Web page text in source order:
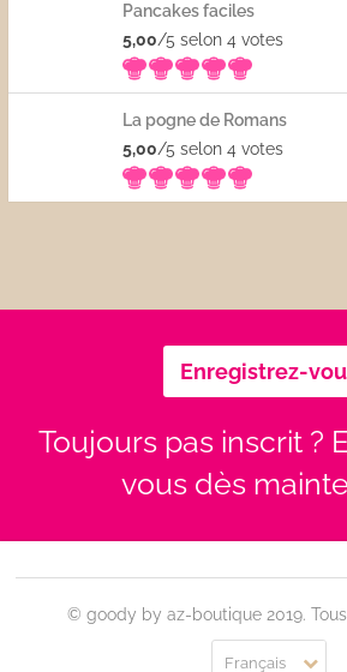
Pancakes faciles
5,00/5 selon 4votes
La pogne de Romans
5,00/5 selon 4votes
Enregistrez-
Toujours pas inscrit ?
vous dès
© goody by az-boutique 2019.
Français